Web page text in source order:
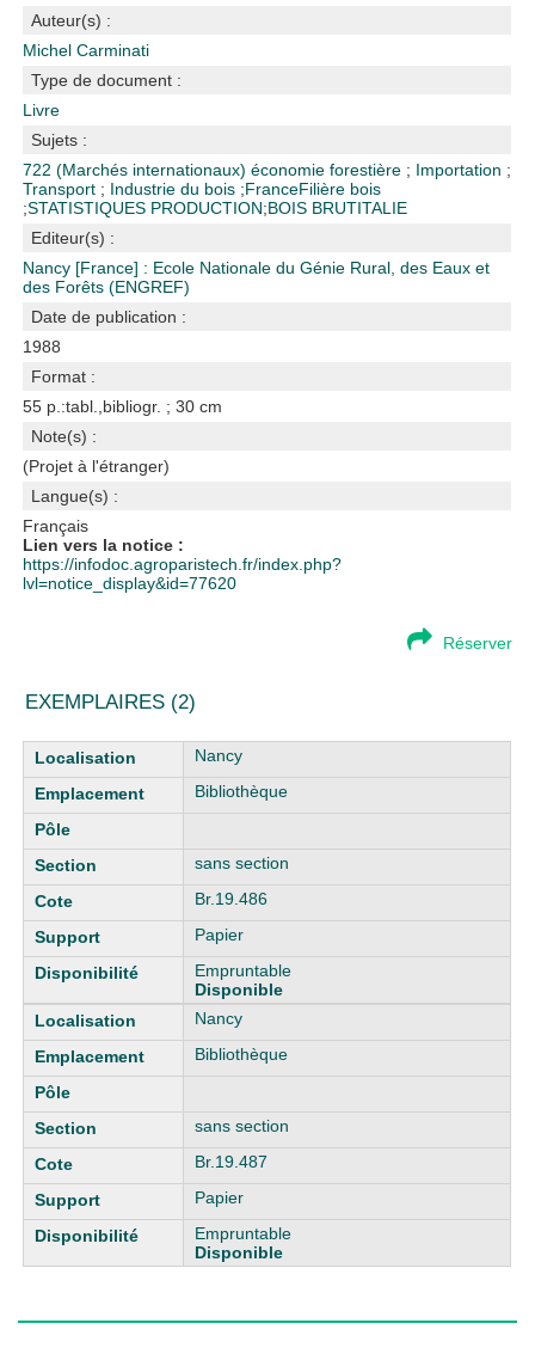
Auteur(s) :
Michel Carminati
Type de document :
Livre
Sujets :
722 (Marchés internationaux)économie forestière ; Importation ;
Transport ; Industrie du bois ;FranceFilière bois
;STATISTIQUES PRODUCTION;BOIS BRUTITALIE
Editeur(s) :
Nancy [France] : Ecole Nationale du Génie Rural, des Eaux et
des Forêts (ENGREF)
Date de publication :
1988
Format :
55 p.:tabl.,bibliogr. ; 30 cm
Note(s) :
(Projet à l'étranger)
Langue(s) :
Français
Lien vers la notice :
https://infodoc.agroparistech.fr/index.php?
lvl=notice_display&id=77620
Réserver
EXEMPLAIRES (2)
Liste des exemplaires
Nancy
Bibliothèque
sans section
Br.19.486
Papier
Empruntable
Disponible
Nancy
Bibliothèque
sans section
Br.19.487
Papier
Empruntable
Disponible